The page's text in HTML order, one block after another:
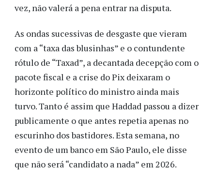
vez, não valerá a pena entrar na disputa.
As ondas sucessivas de desgaste que vieram
com a “taxa das blusinhas” e o contundente
rótulo de “Taxad”, a decantada decepção com o
pacote fiscal e a crise do Pix deixaram o
horizonte político do ministro ainda mais
turvo. Tanto é assim que Haddad passou a dizer
publicamente o que antes repetia apenas no
escurinho dos bastidores. Esta semana, no
evento de um banco em São Paulo, ele disse
que não será “candidato a nada” em 2026.